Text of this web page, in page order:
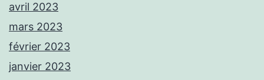
avril 2023
mars 2023
février 2023
janvier 2023